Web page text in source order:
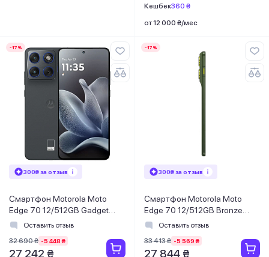
Кешбек360 ₴
от 12 000 ₴/мес
-17%
300₴ за отзыв
Смартфон Motorola Moto
Edge 70 12/512GB Gadget
Grey (PBA50006RS)
Оставить отзыв
32 690 ₴ -5 448 ₴
27 242 ₴
-17%
300₴ за отзыв
Смартфон Motorola Moto
Edge 70 12/512GB Bronze
Green (PBA50046RS)
Оставить отзыв
33 413 ₴ -5 569 ₴
27 844 ₴